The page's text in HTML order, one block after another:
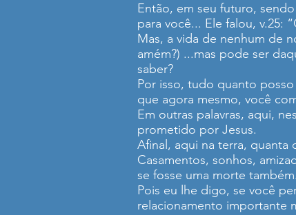
Então, em seu futuro,
para você... Ele falou, v.25:
Mas, a vida de nenhum de
amém?) ...mas pode ser
saber?
Por isso, tudo quanto
que agora mesmo, você
Em outras palavras, aqui,
prometido por Jesus.
Afinal, aqui na terra, quanta
Casamentos, sonhos,
se fosse uma morte
Pois eu lhe digo, se você
relacionamento importante